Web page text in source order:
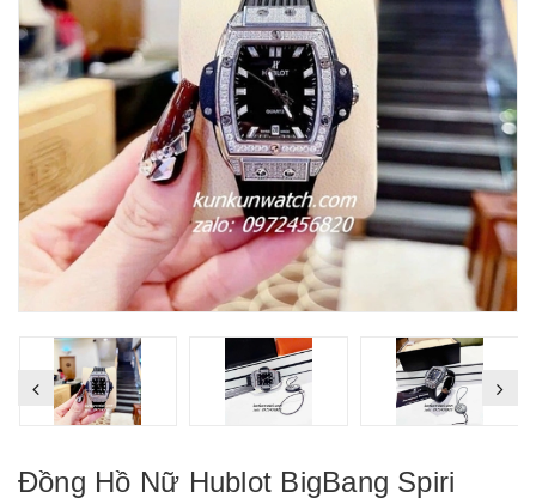
Đồng Hồ Nữ Hublot BigBang Spiri